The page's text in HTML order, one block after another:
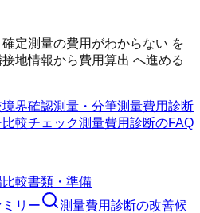
定測量の費用がわからない を
地情報から費用算出 へ進める
境界確認測量・分筆測量費用診断
比較チェック測量費用診断のFAQ
比較書類・準備
リー 測量費用診断の改善候